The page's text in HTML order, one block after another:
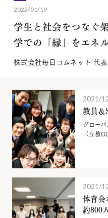
2022/01/19
学生と社会をつなぐ
学での「縁」をエネ
株式会社毎日コムネット 代
2021/
教員＆
グロー
（立教
2021/
体育会
約800